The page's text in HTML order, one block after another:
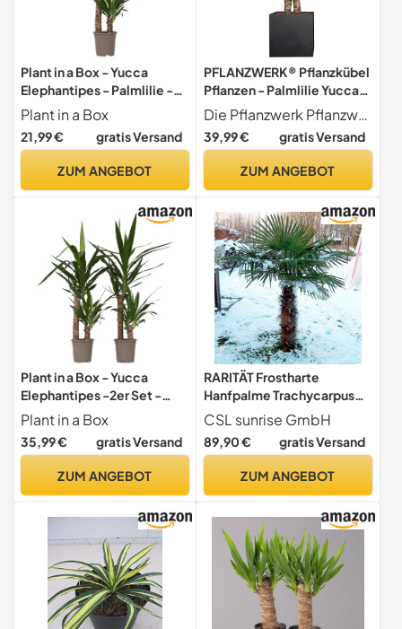
Plant in a Box - Yucca
Elephantipes - Palmlilie -
Palme zimmerpflanze groß
- Topf 17cm - Höhe 70-
80cm
Plant in a Box
21,99 € gratis Versand
ZUM ANGEBOT
PFLANZWERK® Pflanzkübel
Pflanzen - Palmlilie Yucca
Elephantipes 2er Tuff 90-
95cm - 1 Stück -
Zimmerpflanze - Speziell
Blumenkübel *Exklusive
Markenqualität*
Die Pflanzwerk Pflanzwelt - Nachhaltige Pflanzenzüchtung auf höchstem Qualitätsniveau - Premium Markenqualität
39,99 € gratis Versand
ZUM ANGEBOT
Plant in a Box - Yucca
Elephantipes -2er Set -
Palmlilie - Palme
zimmerpflanze groß - Topf
17cm - Höhe 70-80cm
Plant in a Box
35,99 € gratis Versand
ZUM ANGEBOT
RARITÄT Frostharte
Hanfpalme Trachycarpus
Ukhrulensis Größe bis 180
cm. aus Deutscher
Freilandzucht bis - 20 Grad
CSL sunrise GmbH
89,90 € gratis Versand
ZUM ANGEBOT